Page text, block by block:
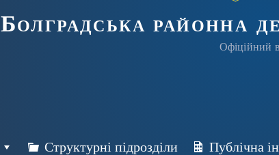
Болградська районна
Офіційний
Структурні підрозділи Публічна